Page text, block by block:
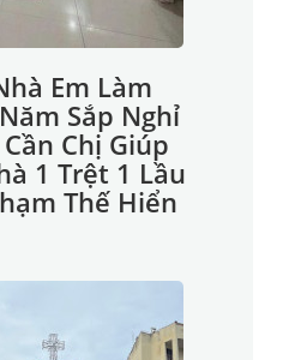
Em Làm
Sắp Nghỉ
Chị Giúp
1 Trệt 1 Lầu
Thế Hiển